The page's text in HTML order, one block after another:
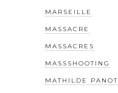
MARSEILLE
MASSACRE
MASSACRES
MASSSHOOTING
MATHILDE PANOT